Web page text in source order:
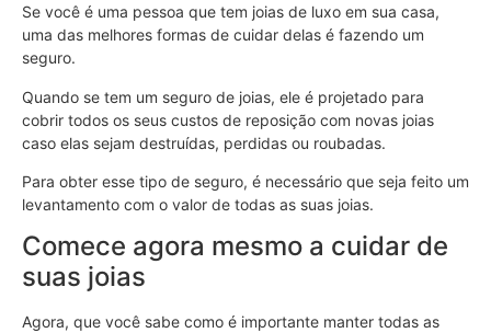
Se você é uma pessoa que tem joias de luxo em sua casa,
uma das melhores formas de cuidar delas é fazendo um
seguro.
Quando se tem um seguro de joias, ele é projetado para
cobrir todos os seus custos de reposição com novas joias
caso elas sejam destruídas, perdidas ou roubadas.
Para obter esse tipo de seguro, é necessário que seja feito um
levantamento com o valor de todas as suas joias.
Comece agora mesmo a cuidar de
suas joias
Agora, que você sabe como é importante manter todas as